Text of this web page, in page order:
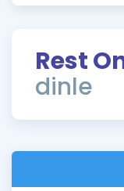
Rehberlik
ÖSYM Sınav
Rest
dinle